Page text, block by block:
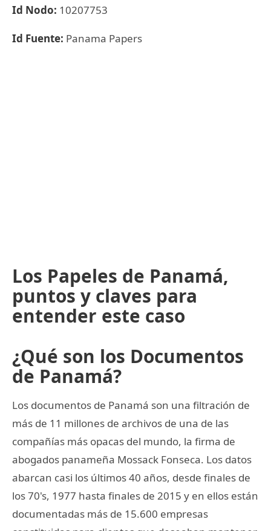
Id Nodo: 10207753
Id Fuente: Panama Papers
Los Papeles de Panamá,
puntos y claves para
entender este caso
¿Qué son los Documentos
de Panamá?
Los documentos de Panamá son una filtración de
más de 11 millones de archivos de una de las
compañías más opacas del mundo, la firma de
abogados panameña Mossack Fonseca. Los datos
abarcan casi los últimos 40 años, desde finales de
los 70's, 1977 hasta finales de 2015 y en ellos están
documentadas más de 15.600 empresas